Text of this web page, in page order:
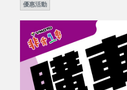
優惠活動